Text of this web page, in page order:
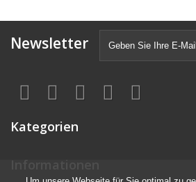
Newsletter
Kategorien
Informationen